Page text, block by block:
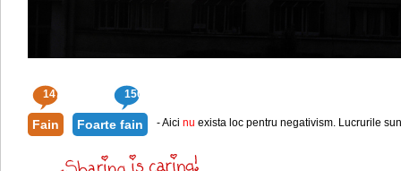
147 150
Fain Foarte fain - Aici nu exista loc pentru negativism. Lucrurile